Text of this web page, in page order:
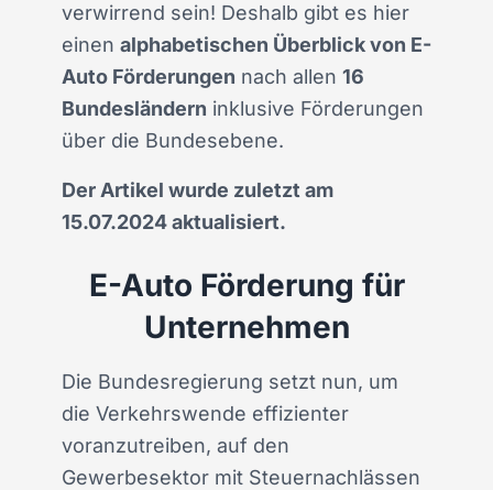
verwirrend sein! Deshalb gibt es hier
einen alphabetischen Überblick von E-
Auto Förderungen nach allen 16
Bundesländern inklusive Förderungen
über die Bundesebene.
Der Artikel wurde zuletzt am
15.07.2024 aktualisiert.
E-Auto Förderung für
Unternehmen
Die Bundesregierung setzt nun, um
die Verkehrswende effizienter
voranzutreiben, auf den
Gewerbesektor mit Steuernachlässen